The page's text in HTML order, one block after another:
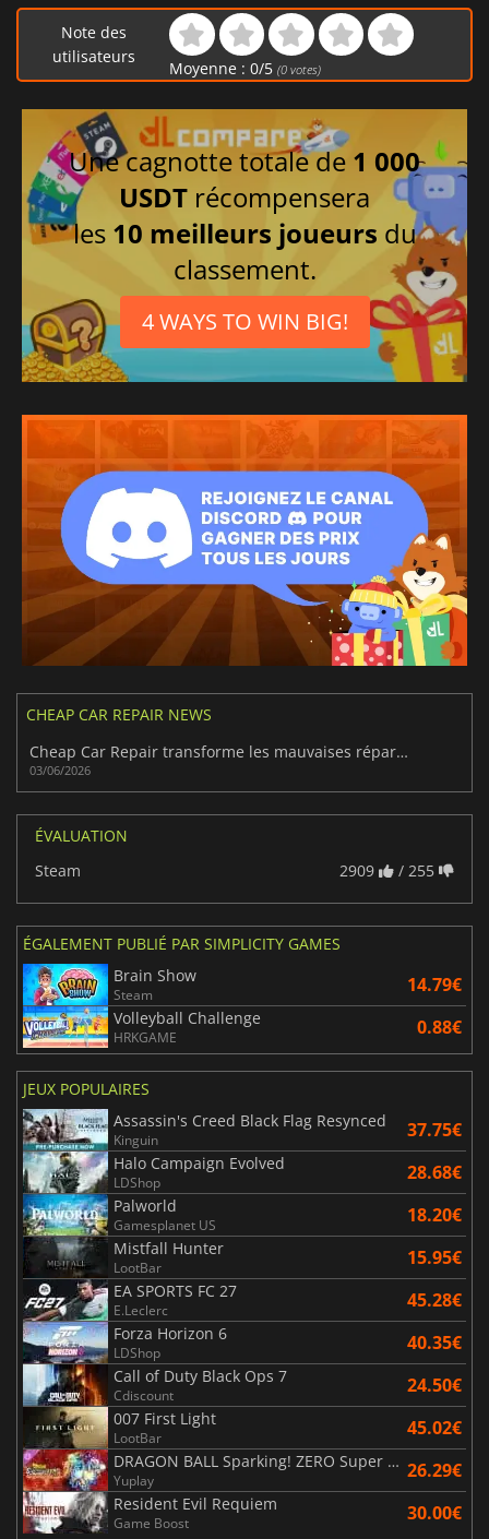
Note des
utilisateurs
Moyenne : 0/5 (0votes)
Une cagnotte totale de 1 000
USDT récompensera
les 10 meilleurs joueurs du
classement.
4 WAYS TO WIN BIG!
CHEAP CAR REPAIR NEWS
Cheap Car Repair transforme les mauvaises réparations en plaisir
03/06/2026
ÉVALUATION
Steam
2909 / 255
ÉGALEMENT PUBLIÉ PAR SIMPLICITY GAMES
Brain Show
Steam 14.79€
Volleyball Challenge
HRKGAME 0.88€
JEUX POPULAIRES
Assassin's Creed Black Flag Resynced
Kinguin 37.75€
Halo Campaign Evolved
LDShop 28.68€
Palworld
Gamesplanet US 18.20€
Mistfall Hunter
LootBar 15.95€
EA SPORTS FC 27
E.Leclerc 45.28€
Forza Horizon 6
LDShop 40.35€
Call of Duty Black Ops 7
Cdiscount 24.50€
007 First Light
LootBar 45.02€
DRAGON BALL Sparking! ZERO Super Limit Breaking NEO
Yuplay 26.29€
Resident Evil Requiem
Game Boost 30.00€